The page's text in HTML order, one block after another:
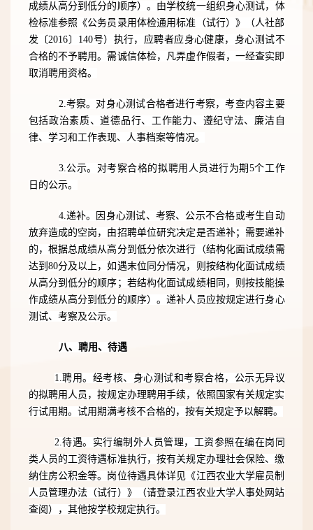
成绩从高分到低分的顺序）。由学校统一组织身心测试，体
检标准参照《公务员录用体检通用标准（试行）》（人社部
发〔2016〕140号）执行，应聘者应身心健康， 身心测试不
合格的不予聘用。需诚信体检，凡弄虚作假者，一经查实即
取消聘用资格。
2.考察。对身心测试合格者进行考察，考查内容主要
包括政治素质、道德品行、 工作能力、 遵纪守法、 廉洁自
律、 学习和工作表现、人事档案等情况。
3.公示。对考察合格的拟聘用人员进行为期 5个工作
日的公示。
4.递补。因 身心测试、考察、公示不合格或考生自动
放弃造成的空岗，由招聘单位研究决定是否递补；需要递补
的，根据总成绩从高分到低分依次进行 （结构化面试成绩需
达到 80分及以上，如遇末位同分情况，则按结构化面试成绩
从高分到低分的顺序；若结构化面试成绩相同，则按技能操
作成绩从高分到低分的顺序）。递补人员应按规定进行身心
测试、 考察及公示。
八、聘用、待遇
1.聘用。经考核、身心测试和考察合格，公示无异议
的拟聘用人员，按规定办理聘用手续，依照国家有关规定实
行试用期。试用期满考核不合格的，按有关规定予以解聘。
2.待遇。实行编制外人员管理，工资参照在编在岗同
类人员的工资待遇标准执行，按有关规定办理社会保险、缴
纳住房公积金等。岗位待遇具体详见《江西农业大学雇员制
人员管理办法（试行）》（请登录江西农业大学人事处网站
查阅），其他按学校规定执行。